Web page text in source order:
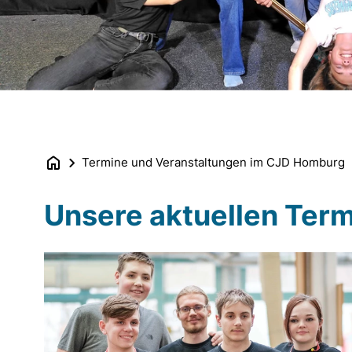
Termine und Veranstaltungen im CJD Homburg
Unsere aktuellen